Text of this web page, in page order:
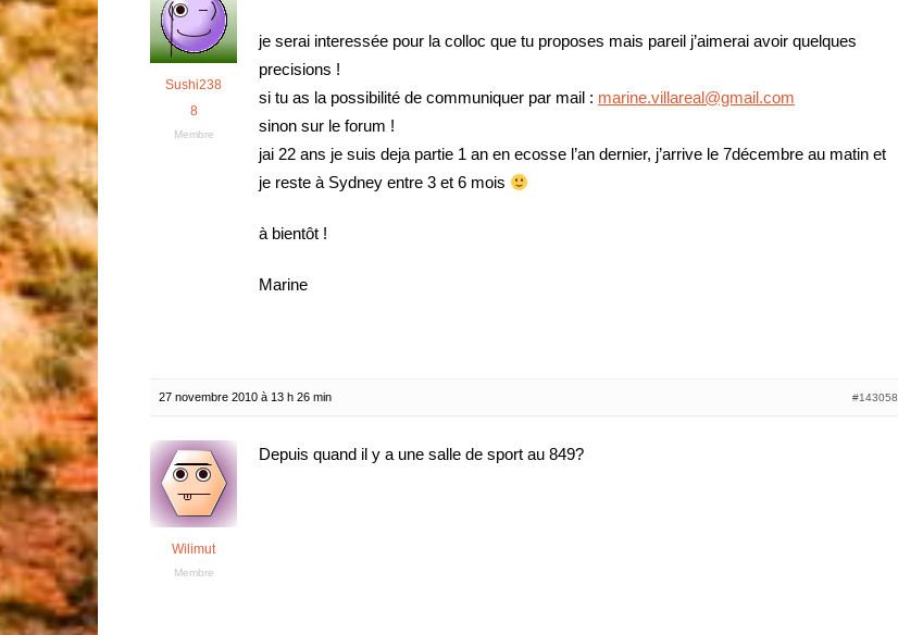
Sushi238
8
Membre
je serai interessée pour la colloc que tu proposes mais pareil j’aimerai avoir quelques
precisions !
si tu as la possibilité de communiquer par mail : marine.villareal@gmail.com
sinon sur le forum !
jai 22 ans je suis deja partie 1 an en ecosse l’an dernier, j’arrive le 7décembre au matin et
je reste à Sydney entre 3 et 6 mois
à bientôt !
Marine
27 novembre 2010 à 13 h 26 min #143058
Wilimut
Membre
Depuis quand il y a une salle de sport au 849?